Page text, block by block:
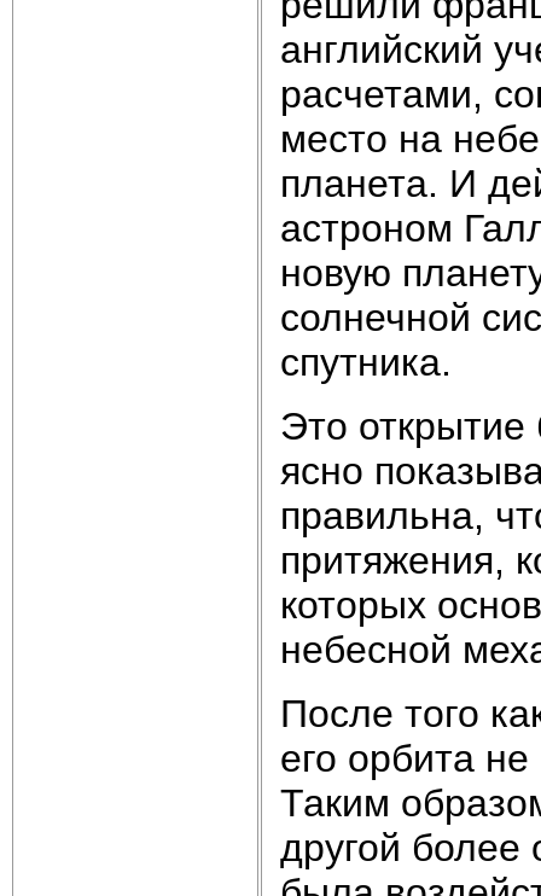
английский
расчетами,
место на
планета. И
астроном
новую
солнечной
спутника.
Это
ясно
правильна,
притяжения,
которых
небесной
После того
его орбита
Таким
другой более